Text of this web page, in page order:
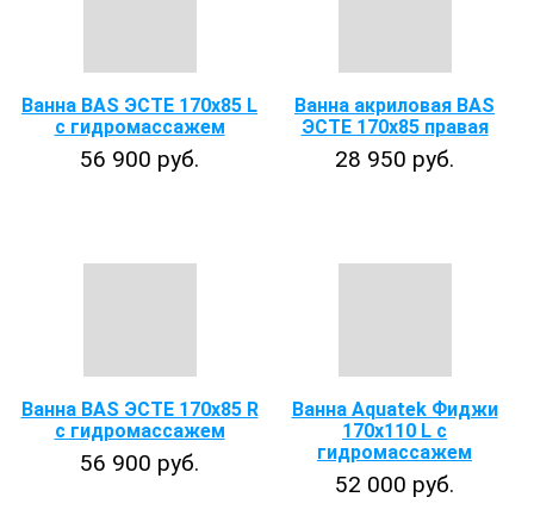
Ванна BAS ЭСТЕ 170х85 L
с гидромассажем
56 900 руб.
Ванна акриловая BAS
ЭСТЕ 170х85 правая
28 950 руб.
Ванна BAS ЭСТЕ 170х85 R
с гидромассажем
56 900 руб.
Ванна Aquatek Фиджи
170x110 L с
гидромассажем
52 000 руб.